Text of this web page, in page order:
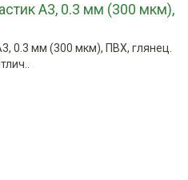
А3, 0.3 мм (300 мкм),
0.3 мм (300 мкм), ПВХ, глянец.